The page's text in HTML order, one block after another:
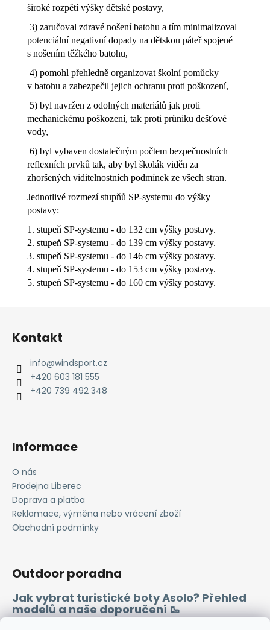
široké rozpětí výšky dětské postavy,
3) zaručoval zdravé nošení batohu a tím minimalizoval
potenciální negativní dopady na dětskou páteř spojené
s nošením těžkého batohu,
4) pomohl přehledně organizovat školní pomůcky
v batohu a zabezpečil jejich ochranu proti poškození,
5) byl navržen z odolných materiálů jak proti
mechanickému poškození, tak proti průniku dešťové
vody,
6) byl vybaven dostatečným počtem bezpečnostních
reflexních prvků tak, aby byl školák viděn za
zhoršených viditelnostních podmínek ze všech stran.
Jednotlivé rozmezí stupňů SP-systemu do výšky
postavy:
1. stupeň SP-systemu - do 132 cm výšky postavy.
2. stupeň SP-systemu - do 139 cm výšky postavy.
3. stupeň SP-systemu - do 146 cm výšky postavy.
4. stupeň SP-systemu - do 153 cm výšky postavy.
5. stupeň SP-systemu - do 160 cm výšky postavy.
Z
Kontakt
info@windsport.cz
+420 603 181 555
+420 739 492 348
Informace
O nás
Prodejna Liberec
Doprava a platba
Reklamace, výměna nebo vrácení zboží
Obchodní podmínky
Outdoor poradna
Jak vybrat turistické boty Asolo? Přehled
modelů a naše doporučení 🥾